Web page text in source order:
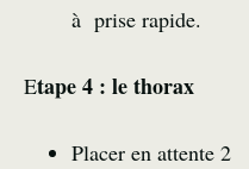
à prise rapide.
Etape 4 : le thorax
Placer en attente 2